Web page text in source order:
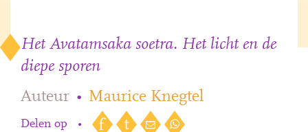
Het Avatamsaka soetra. Het licht en de
diepe sporen
Auteur • Maurice Knegtel
Delen op •